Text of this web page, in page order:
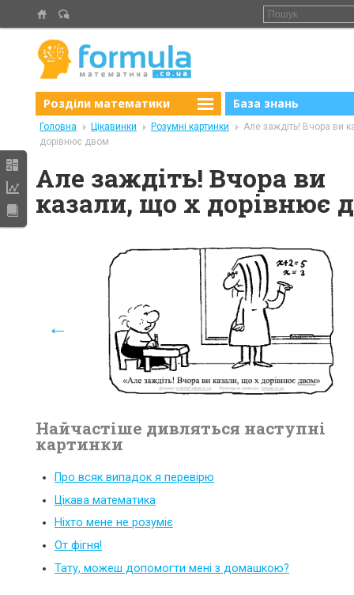
Розділи математики База знань
Головна Цікавинки Розумні картинки
Але заждіть! Вчора ви
дорівнює двом
Але заждіть! Вчора ви
казали, що x дорівнює
←
Найчастіше дивляться наступні
картинки
Про всяк випадок я перевірю
Цікава математика
Ніхто мене не розуміє
От фігня!
Тату, можеш допомогти мені з домашкою?